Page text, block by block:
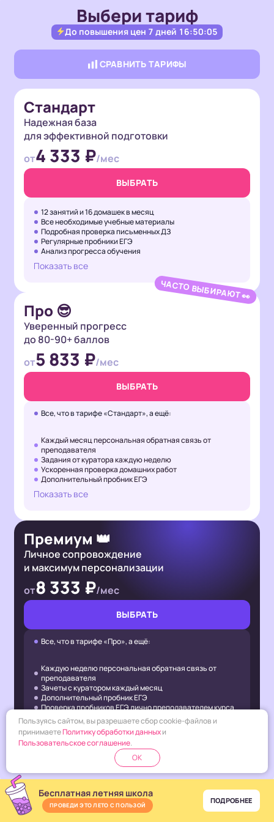
Выбери тариф
До повышения цен 7 дней 16:50:03
СРАВНИТЬ ТАРИФЫ
Стандарт
Надежная база
для эффективной подготовки
от4 333 ₽/мес
ВЫБРАТЬ
12 занятий и 16 домашек в месяц
Все необходимые учебные материалы
Подробная проверка письменных ДЗ
Регулярные пробники ЕГЭ
Анализ прогресса обучения
Показать все
ЧАСТО ВЫБИРАЮТ 👀
Про 😎
Уверенный прогресс
до 80-90+ баллов
от5 833 ₽/мес
ВЫБРАТЬ
Все, что в тарифе «Стандарт», а ещё:
Каждый месяц персональная обратная связь от
преподавателя
Задания от куратора каждую неделю
Ускоренная проверка домашних работ
Дополнительный пробник ЕГЭ
Показать все
Премиум 👑
Личное сопровождение
и максимум персонализации
от8 333 ₽/мес
ВЫБРАТЬ
Все, что в тарифе «Про», а ещё:
Каждую неделю персональная обратная связь от
преподавателя
Зачеты с куратором каждый месяц
Дополнительный пробник ЕГЭ
Проверка пробников ЕГЭ лично преподавателем курса
Показать все
ПОКАЗАТЬ ВСЕ ОТЛИЧИЯ ТАРИФОВ
Бесплатная летняя школа
ПРОВЕДИ ЭТО ЛЕТО С ПОЛЬЗОЙ ПОДРОБНЕЕ
Пользуясь сайтом, вы разрешаете сбор cookie-файлов и
принимаетеПолитику обработки данныхи
Пользовательское соглашение.
OK